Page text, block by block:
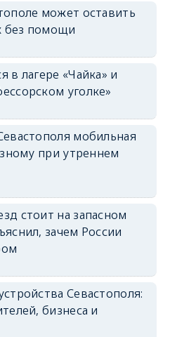
может оставить
без помощи
в лагере «Чайка» и
уголке»
мобильная
при утреннем
стоит на запасном
зачем России
Севастополя:
бизнеса и